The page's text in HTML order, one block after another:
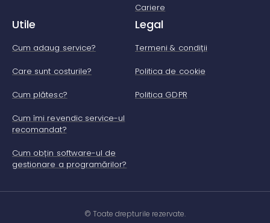
Cariere
Utile
Cum adaug service?
Care sunt costurile?
Cum plătesc?
Cum îmi revendic service-ul
recomandat?
Cum obțin software-ul de
gestionare a programărilor?
Legal
Termeni & condiții
Politica de cookie
Politica GDPR
© Toate drepturile rezervate.